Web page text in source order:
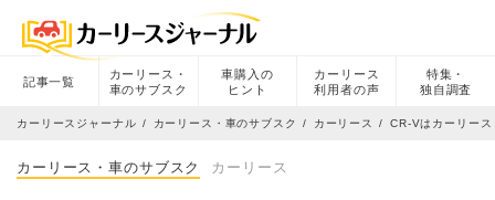
記事一覧
カーリース・
車のサブスク
車購入の
ヒント
カーリース
利用者の声
特集・
独自調査
カーリースジャーナル カーリース・車のサブスク カーリース CR-Vはカーリー
カーリース・車のサブスク カーリース